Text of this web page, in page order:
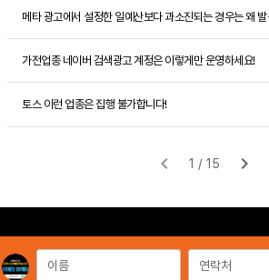
가전업종 네이버 검색광고 계정은 이렇게만 운영하세요!
토스 이런 업종은 집행 불가합니다!
이름 연락처